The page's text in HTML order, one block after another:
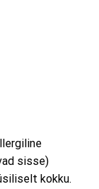
sisse)
kokku.